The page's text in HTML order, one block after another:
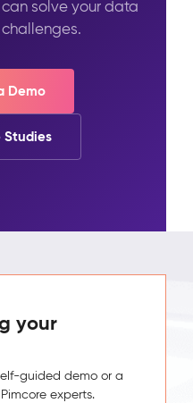
solve your data
Demo
Studies
your
guided demo or a
experts.